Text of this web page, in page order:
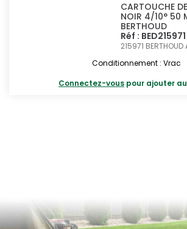
CARTOUCHE
NOIR 4/10° 50
BERTHOUD
Réf : BED215971
215971 BERTHOUD
Conditionnement : Vrac
Connectez-vous pour ajouter